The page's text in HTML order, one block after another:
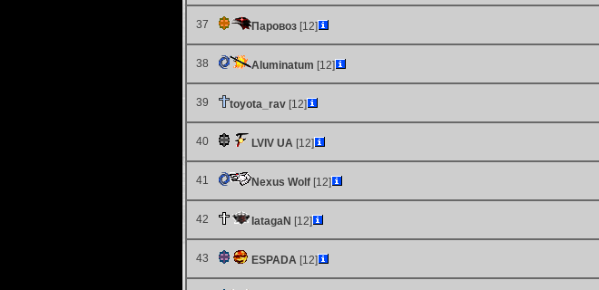
37 Паровоз [12]
38 Aluminatum [12]
39 toyota_rav [12]
40 LVIV UA [12]
41 Nexus Wolf [12]
42 IatagaN [12]
43 ESPADA [12]